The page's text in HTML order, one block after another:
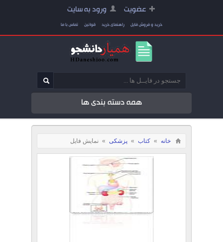
عضویت ورود به سایت
خرید و فروش فایل راهنمای خرید قوانین تماس با ما
همه دسته بندی ها
خانه » کتاب » پزشکی » نمایش فایل